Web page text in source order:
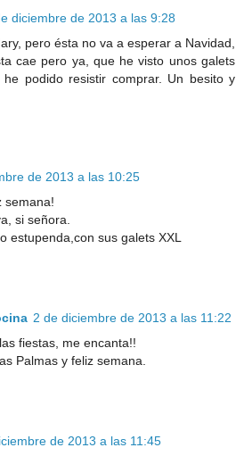
diciembre de 2013 a las 9:28
pero ésta no va a esperar a Navidad,
cae pero ya, que he visto unos galets
podido resistir comprar. Un besito y
de 2013 a las 10:25
semana!
si señora.
estupenda,con sus galets XXL
2 de diciembre de 2013 a las 11:22
fiestas, me encanta!!
Palmas y feliz semana.
de 2013 a las 11:45